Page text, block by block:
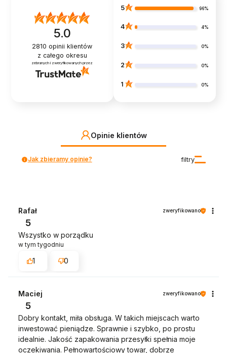
5.0
2810 opinii klientów
z całego okresu
zebranych i zweryfikowanych przez
5 96%
4 4%
3 0%
2 0%
1 0%
Opinie klientów
filtry
Jak zbieramy opinie?
Rafał zweryfikowano
5
Wszystko w porządku
w tym tygodniu
1 0
Maciej zweryfikowano
5
Dobry kontakt, miła obsługa. W takich miejscach warto
inwestować pieniądze. Sprawnie i szybko, po prostu
idealnie. Jakość zapakowania przesyłki spełnia moje
oczekiwania. Pełnowartościowy towar, dobrze